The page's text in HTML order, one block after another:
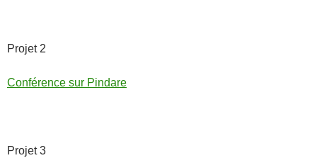
Projet 2
Conférence sur Pindare
Projet 3